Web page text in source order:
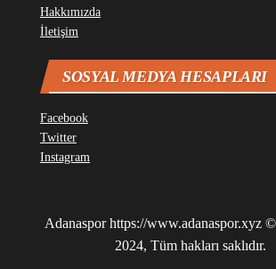
Hakkımızda
İletişim
SOSYAL MEDYA HESAPLARI
Facebook
Twitter
Instagram
Adanasporhttps://www.adanaspor.xyz ©
2024, Tüm hakları saklıdır.